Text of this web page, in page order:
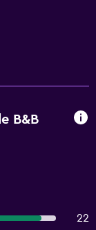
B&B
22